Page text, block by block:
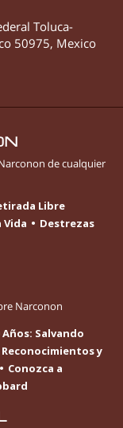
Toluca-
50975, Mexico
de cualquier
Libre
Vida
Destrezas
Narconon
Años: Salvando
Reconocimientos y
Conozca a